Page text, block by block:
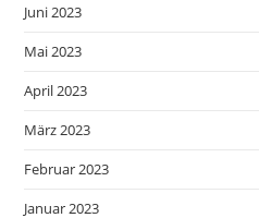
Juni 2023
Mai 2023
April 2023
März 2023
Februar 2023
Januar 2023